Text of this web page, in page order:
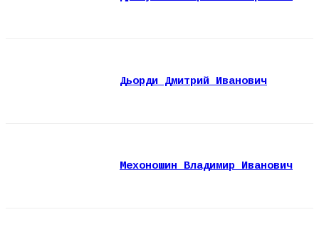
Дьорди Дмитрий Иванович
Мехоношин Владимир Иванович